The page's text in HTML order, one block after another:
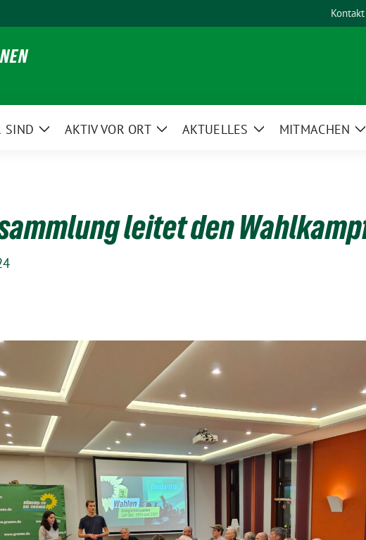
Kontakt
SIND
ZeigeAKTIV VOR ORT
ZeigeAKTUELLES
ZeigeMITMACHEN
leitet den